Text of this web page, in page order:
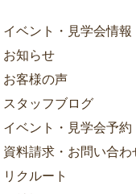
イベント・見学会情報
お知らせ
お客様の声
スタッフブログ
イベント・見学会予約
資料請求・お問い合わ
リクルート